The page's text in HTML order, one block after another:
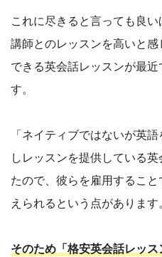
これに尽きると言っても良
講師とのレッスンを高いと
できる英会話レッスンが最
す。
「ネイティブではないが英
しレッスンを提供している
たので、彼らを雇用するこ
えられるという点があります。
そのため「格安英会話レッ